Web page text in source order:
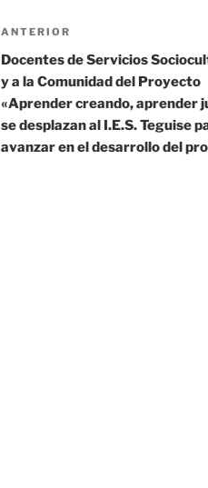
Navegación
de
entradas
Entrada
anterior:
ANTERIOR
Docentes de Servicios
y a la Comunidad del Proyecto
«Aprender creando, aprender
se desplazan al I.E.S. Teguise
avanzar en el desarrollo del